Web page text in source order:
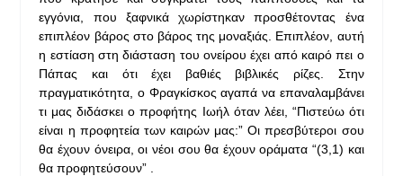
εγγόνια, που ξαφνικά χωρίστηκαν προσθέτοντας ένα
επιπλέον βάρος στο βάρος της μοναξιάς. Επιπλέον, αυτή
η εστίαση στη διάσταση του ονείρου έχει από καιρό πει ο
Πάπας και ότι έχει βαθιές βιβλικές ρίζες. Στην
πραγματικότητα, ο Φραγκίσκος αγαπά να επαναλαμβάνει
τι μας διδάσκει ο προφήτης Ιωήλ όταν λέει, “Πιστεύω ότι
είναι η προφητεία των καιρών μας:” Οι πρεσβύτεροι σου
θα έχουν όνειρα, οι νέοι σου θα έχουν οράματα “(3,1) και
θα προφητεύσουν” .